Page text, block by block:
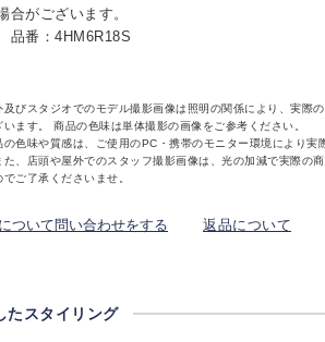
合がございます。
品番：4HM6R18S
びスタジオでのモデル撮影画像は照明の関係により、実際
います。 商品の色味は単体撮影の画像をご参考ください。
色味や質感は、ご使用のPC・携帯のモニター環境により実
た、店頭や屋外でのスタッフ撮影画像は、光の加減で実際の
でご了承くださいませ。
ついて問い合わせをする 返品について
たスタイリング